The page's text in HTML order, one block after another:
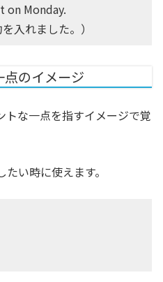
on Monday.
入れました。）
のイメージ
な一点を指すイメージで覚
い時に使えます。